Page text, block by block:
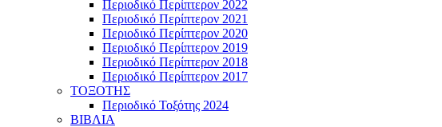
Περιοδικό Περίπτερον 2022
Περιοδικό Περίπτερον 2021
Περιοδικό Περίπτερον 2020
Περιοδικό Περίπτερον 2019
Περιοδικό Περίπτερον 2018
Περιοδικό Περίπτερον 2017
ΤΟΞΟΤΗΣ
Περιοδικό Τοξότης 2024
ΒΙΒΛΙΑ